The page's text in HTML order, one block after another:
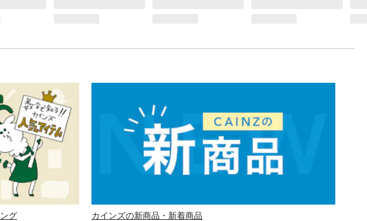
グ カインズの新商品・新着商品